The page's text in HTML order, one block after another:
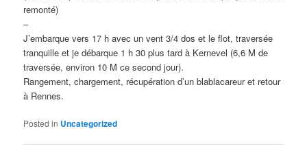
remonté)
–
J’embarque vers 17 h avec un vent 3/4 dos et le flot, traversée
tranquille et je débarque 1 h 30 plus tard à Kernevel (6,6 M de
traversée, environ 10 M ce second jour).
Rangement, chargement, récupération d’un blablacareur et retour
à Rennes.
Posted in Uncategorized